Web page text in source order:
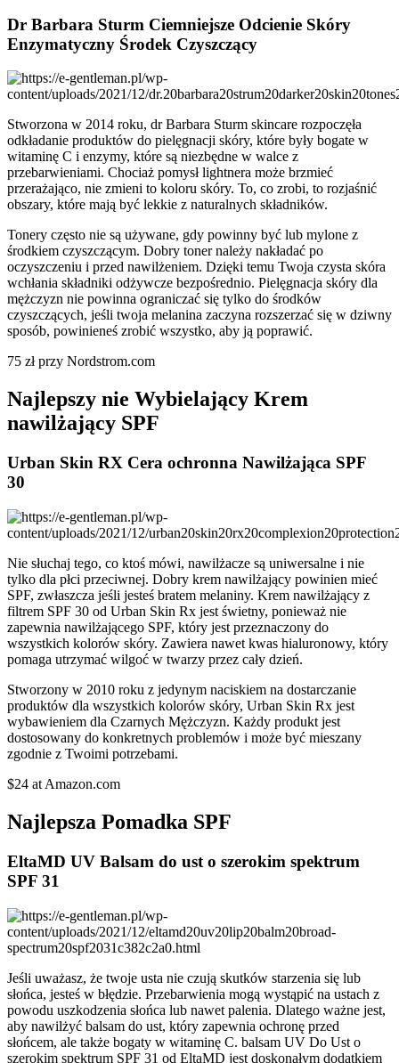
Dr Barbara Sturm Ciemniejsze Odcienie Skóry
Enzymatyczny Środek Czyszczący
Stworzona w 2014 roku, dr Barbara Sturm skincare rozpoczęła
odkładanie produktów do pielęgnacji skóry, które były bogate w
witaminę C i enzymy, które są niezbędne w walce z
przebarwieniami. Chociaż pomysł lightnera może brzmieć
przerażająco, nie zmieni to koloru skóry. To, co zrobi, to rozjaśnić
obszary, które mają być lekkie z naturalnych składników.
Tonery często nie są używane, gdy powinny być lub mylone z
środkiem czyszczącym. Dobry toner należy nakładać po
oczyszczeniu i przed nawilżeniem. Dzięki temu Twoja czysta skóra
wchłania składniki odżywcze bezpośrednio. Pielęgnacja skóry dla
mężczyzn nie powinna ograniczać się tylko do środków
czyszczących, jeśli twoja melanina zaczyna rozszerzać się w dziwny
sposób, powinieneś zrobić wszystko, aby ją poprawić.
75 zł przy Nordstrom.com
Najlepszy nie Wybielający Krem
nawilżający SPF
Urban Skin RX Cera ochronna Nawilżająca SPF
30
Nie słuchaj tego, co ktoś mówi, nawilżacze są uniwersalne i nie
tylko dla płci przeciwnej. Dobry krem nawilżający powinien mieć
SPF, zwłaszcza jeśli jesteś bratem melaniny. Krem nawilżający z
filtrem SPF 30 od Urban Skin Rx jest świetny, ponieważ nie
zapewnia nawilżającego SPF, który jest przeznaczony do
wszystkich kolorów skóry. Zawiera nawet kwas hialuronowy, który
pomaga utrzymać wilgoć w twarzy przez cały dzień.
Stworzony w 2010 roku z jedynym naciskiem na dostarczanie
produktów dla wszystkich kolorów skóry, Urban Skin Rx jest
wybawieniem dla Czarnych Mężczyzn. Każdy produkt jest
dostosowany do konkretnych problemów i może być mieszany
zgodnie z Twoimi potrzebami.
$24 at Amazon.com
Najlepsza Pomadka SPF
EltaMD UV Balsam do ust o szerokim spektrum
SPF 31
Jeśli uważasz, że twoje usta nie czują skutków starzenia się lub
słońca, jesteś w błędzie. Przebarwienia mogą wystąpić na ustach z
powodu uszkodzenia słońca lub nawet palenia. Dlatego ważne jest,
aby nawilżyć balsam do ust, który zapewnia ochronę przed
słońcem, ale także bogaty w witaminę C. balsam UV Do Ust o
szerokim spektrum SPF 31 od EltaMD jest doskonałym dodatkiem